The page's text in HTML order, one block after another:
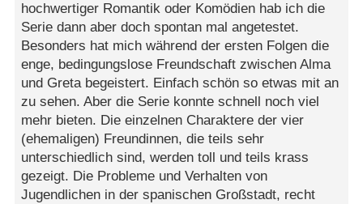
hochwertiger Romantik oder Komödien hab ich die
Serie dann aber doch spontan mal angetestet.
Besonders hat mich während der ersten Folgen die
enge, bedingungslose Freundschaft zwischen Alma
und Greta begeistert. Einfach schön so etwas mit an
zu sehen. Aber die Serie konnte schnell noch viel
mehr bieten. Die einzelnen Charaktere der vier
(ehemaligen) Freundinnen, die teils sehr
unterschiedlich sind, werden toll und teils krass
gezeigt. Die Probleme und Verhalten von
Jugendlichen in der spanischen Großstadt, recht